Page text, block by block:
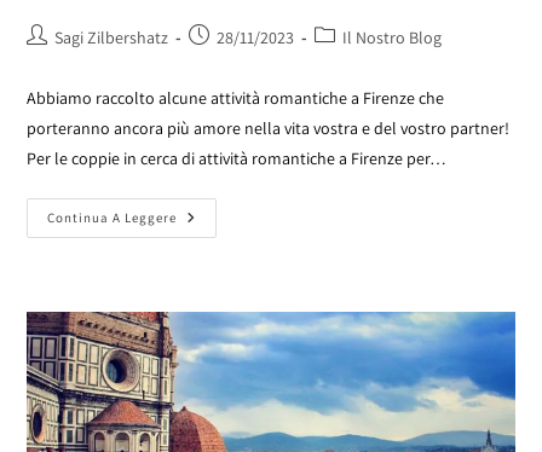
Sagi Zilbershatz 28/11/2023 Il Nostro Blog
Abbiamo raccolto alcune attività romantiche a Firenze che
porteranno ancora più amore nella vita vostra e del vostro partner!
Per le coppie in cerca di attività romantiche a Firenze per…
Continua A Leggere